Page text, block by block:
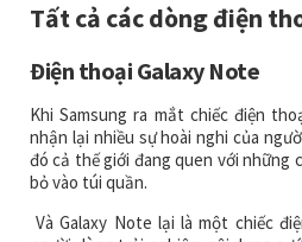
Tất cả các dòng điện
Điện thoại Galaxy Note
Khi Samsung ra mắt chiếc điện
nhận lại nhiều sự hoài nghi của
đó cả thế giới đang quen với những
bỏ vào túi quần.
Và Galaxy Note lại là một chiếc